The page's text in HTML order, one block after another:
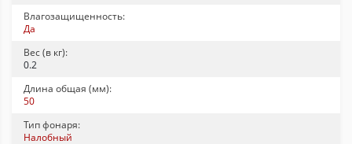
Влагозащищенность:
Да
Вес (в кг):
0.2
Длина общая (мм):
50
Тип фонаря:
Налобный